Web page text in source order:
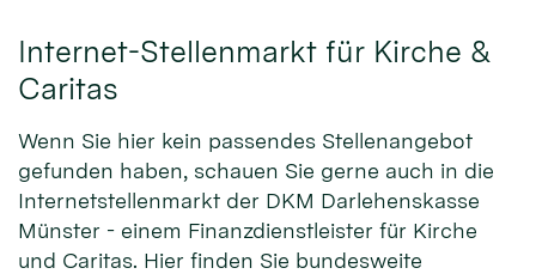
Internet-Stellenmarkt für Kirche &
Caritas
Wenn Sie hier kein passendes Stellenangebot
gefunden haben, schauen Sie gerne auch in die
Internetstellenmarkt der DKM Darlehenskasse
Münster - einem Finanzdienstleister für Kirche
und Caritas. Hier finden Sie bundesweite